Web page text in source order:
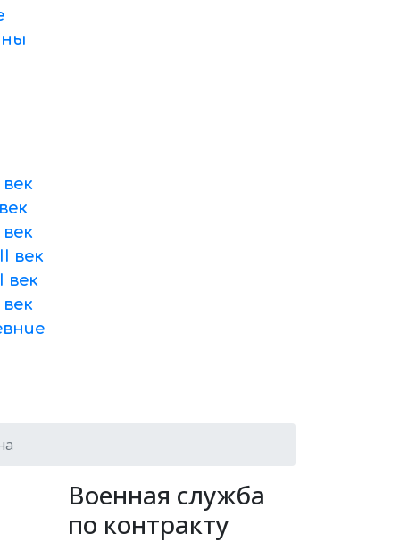
век
век
Военная служба
по контракту